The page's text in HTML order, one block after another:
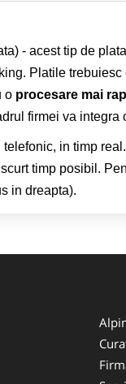
- acest tip de
Platile trebuiesc
o procesare mai
firmei va integra
in timp
timp posibil.
in dreapta).